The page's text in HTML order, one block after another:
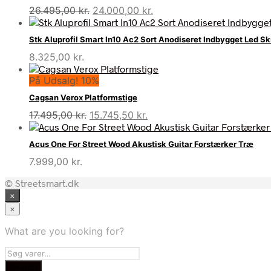
26.495,00kr. Den
oprindelige
pris
var:
24.000,00 kr.
aktuelle
pris
er:
Stk Aluprofil Smart In10 Ac2 Sort Anodiseret Indbygget Led
8.325,00 kr.
På Udsalg! 10%
Cagsan Verox Platformstige
17.495,00kr. Den
oprindelige
pris
var:
15.745,50 kr.
aktuelle
pris
er:
Acus One For Street Wood Akustisk Guitar Forstærker Træ
7.999,00 kr.
© Streetsmart.dk
×
×
What are you looking for?